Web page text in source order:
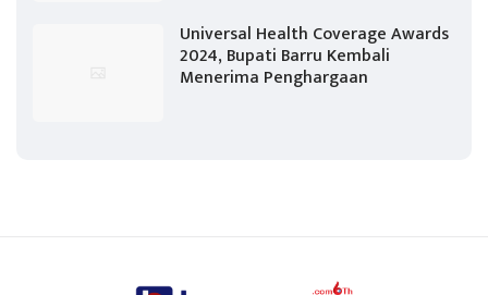
Universal Health Coverage Awards
2024, Bupati Barru Kembali
Menerima Penghargaan